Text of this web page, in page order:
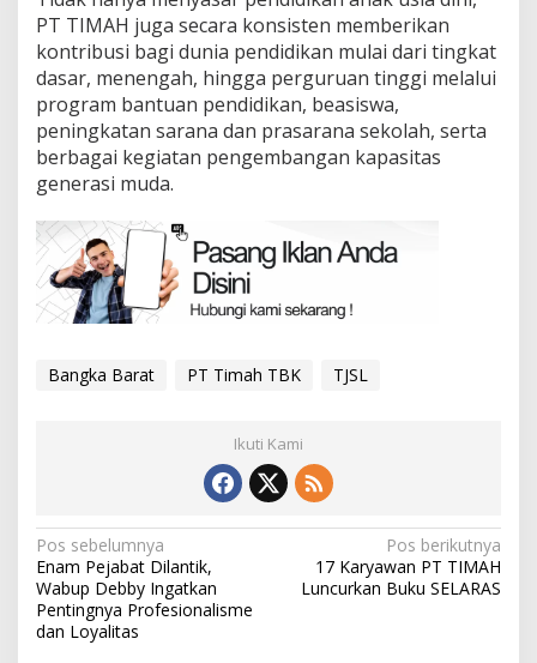
PT TIMAH juga secara konsisten memberikan
kontribusi bagi dunia pendidikan mulai dari tingkat
dasar, menengah, hingga perguruan tinggi melalui
program bantuan pendidikan, beasiswa,
peningkatan sarana dan prasarana sekolah, serta
berbagai kegiatan pengembangan kapasitas
generasi muda.
Bangka Barat PT Timah TBK TJSL
Ikuti Kami
Navigasi
pos
Pos sebelumnya
Enam Pejabat Dilantik,
Wabup Debby Ingatkan
Pentingnya Profesionalisme
dan Loyalitas
Pos berikutnya
17 Karyawan PT TIMAH
Luncurkan Buku SELARAS